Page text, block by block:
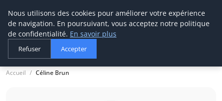
tournevis
malin
L'outil de l'aventurier
Accueil Céline Brun
Nous utilisons des cookies pour améliorer votre expérience
de navigation. En poursuivant, vous acceptez notre politique
de confidentialité. En savoir plus
Refuser Accepter